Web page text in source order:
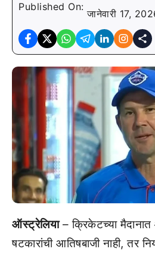
Published On:
जानेवारी 17,
ऑस्ट्रेलिया– क्रिकेटच्या
षटकारांची आतिषबाजी नाही, तर